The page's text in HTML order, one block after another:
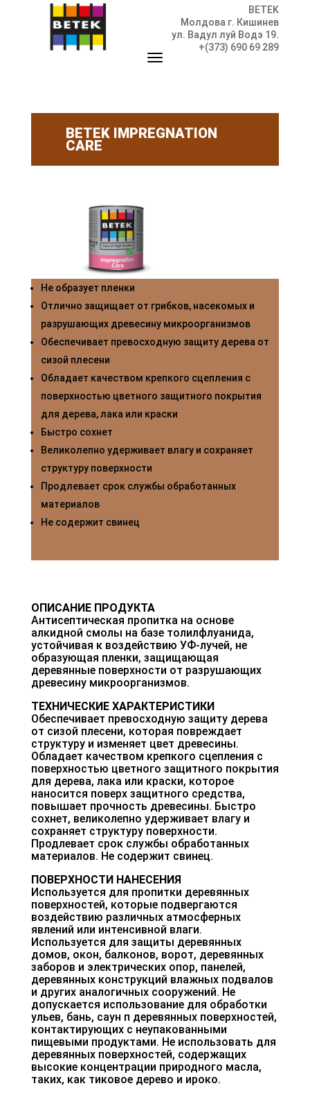
BETEK
Молдова г. Кишинев
ул. Вадул луй Водэ 19.
+(373) 690 69 289
BETEK IMPREGNATION
CARE
Не образует пленки
Отлично защищает от грибков, насекомых и
разрушающих древесину микроорганизмов
Обеспечивает превосходную защиту дерева от
сизой плесени
Обладает качеством крепкого сцепления с
поверхностью цветного защитного покрытия
для дерева, лака или краски
Быстро сохнет
Великолепно удерживает влагу и сохраняет
структуру поверхности
Продлевает срок службы обработанных
материалов
Не содержит свинец
ОПИСАНИЕ ПРОДУКТА
Антисептическая пропитка на основе
алкидной смолы на базе толилфлуанида,
устойчивая к воздействию УФ-лучей, не
образующая пленки, защищающая
деревянные поверхности от разрушающих
древесину микроорганизмов.
ТЕХНИЧЕСКИЕ ХАРАКТЕРИСТИКИ
Обеспечивает превосходную защиту дерева
от сизой плесени, которая повреждает
структуру и изменяет цвет древесины.
Обладает качеством крепкого сцепления с
поверхностью цветного защитного покрытия
для дерева, лака или краски, которое
наносится поверх защитного средства,
повышает прочность древесины. Быстро
сохнет, великолепно удерживает влагу и
сохраняет структуру поверхности.
Продлевает срок службы обработанных
материалов. Не содержит свинец.
ПОВЕРХНОСТИ НАНЕСЕНИЯ
Используется для пропитки деревянных
поверхностей, которые подвергаются
воздействию различных атмосферных
явлений или интенсивной влаги.
Используется для защиты деревянных
домов, окон, балконов, ворот, деревянных
заборов и электрических опор, панелей,
деревянных конструкций влажных подвалов
и других аналогичных сооружений. Не
допускается использование для обработки
ульев, бань, саун п деревянных поверхностей,
контактирующих с неупакованными
пищевыми продуктами. Не использовать для
деревянных поверхностей, содержащих
высокие концентрации природного масла,
таких, как тиковое дерево и ироко.